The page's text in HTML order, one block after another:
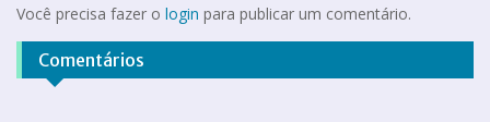
Você precisa fazer o login para publicar um comentário.
Comentários